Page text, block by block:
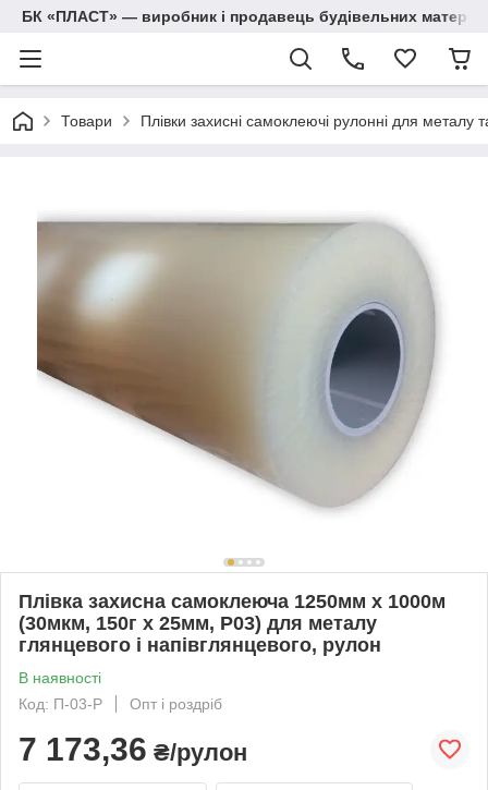
БК «ПЛАСТ» — виробник і продавець будівельних
Товари Плівки захисні самоклеючі рулонні для металу
Плівка захисна самоклеюча 1250мм х 1000м
(30мкм, 150г х 25мм, P03) для металу
глянцевого і напівглянцевого, рулон
В наявності
Код: П-03-Р
Опт і роздріб
7 173,36 ₴/рулон